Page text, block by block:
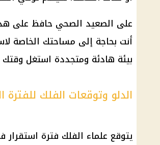
على الصعيد الصحي حافظ على
أنت بحاجة إلى مساحتك الخاصة
بيئة هادئة ومتجددة استغل
الدلو وتوقعات الفلك للفترة
يتوقع علماء الفلك فترة